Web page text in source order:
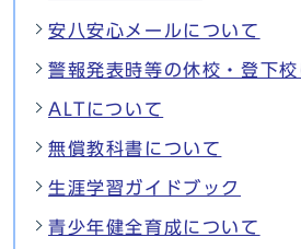
安八安心メールについて
警報発表時等の休校・登下
ALTについて
無償教科書について
生涯学習ガイドブック
青少年健全育成について